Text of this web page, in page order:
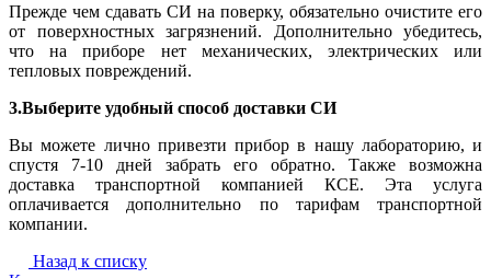
Прежде чем сдавать СИ на поверку, обязательно очистите его
от поверхностных загрязнений. Дополнительно убедитесь,
что на приборе нет механических, электрических или
тепловых повреждений.
3.Выберите удобный способ доставки СИ
Вы можете лично привезти прибор в нашу лабораторию, и
спустя 7-10 дней забрать его обратно. Также возможна
доставка транспортной компанией КСЕ. Эта услуга
оплачивается дополнительно по тарифам транспортной
компании.
Назад к списку